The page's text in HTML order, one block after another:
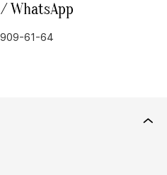
WhatsApp
61-64